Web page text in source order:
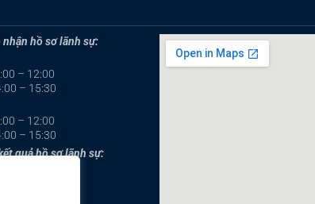
hồ sơ lãnh sự:
– 12:00
– 15:30
– 12:00
– 15:30
quả hồ sơ lãnh sự: